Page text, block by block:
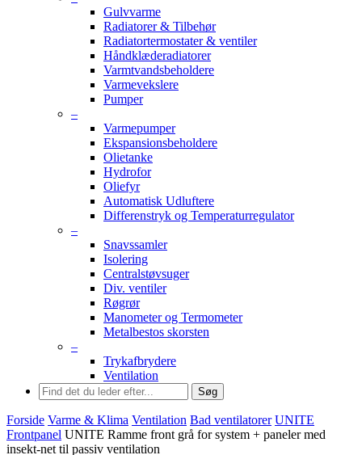
Gulvvarme
Radiatorer & Tilbehør
Radiatortermostater & ventiler
Håndklæderadiatorer
Varmtvandsbeholdere
Varmevekslere
Pumper
–
Varmepumper
Ekspansionsbeholdere
Olietanke
Hydrofor
Oliefyr
Automatisk Udluftere
Differenstryk og Temperaturregulator
–
Snavssamler
Isolering
Centralstøvsuger
Div. ventiler
Røgrør
Manometer og Termometer
Metalbestos skorsten
–
Trykafbrydere
Ventilation
Søg
Forside Varme & Klima Ventilation Bad ventilatorer UNITE
Frontpanel UNITE Ramme front grå for system + paneler med
insekt-net til passiv ventilation